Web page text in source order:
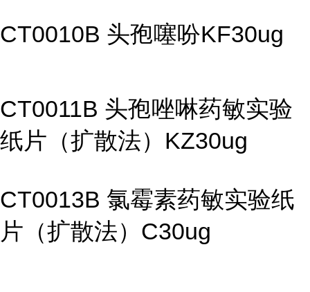
CT0010B 头孢噻吩KF30ug
CT0011B 头孢唑啉药敏实验
纸片（扩散法）KZ30ug
CT0013B 氯霉素药敏实验纸
片（扩散法）C30ug